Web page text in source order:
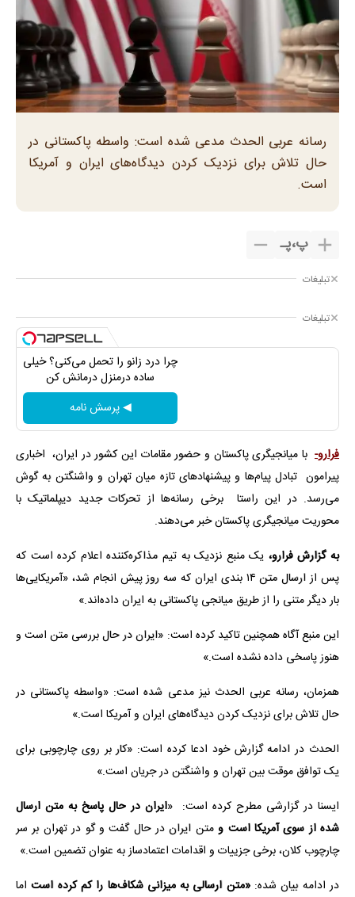
رسانه عربی الحدث مدعی شده است: واسطه پاکستانی در
حال تلاش برای نزدیک کردن دیدگاه‌های ایران و آمریکا
است.
پ،پـ
تبلیغات
تبلیغات
چرا درد زانو را تحمل می‌کنی؟ خیلی
ساده درمنزل درمانش کن
◀ پرسش نامه
فرارو- با میانجیگری پاکستان و حضور مقامات این کشور در ایران، اخباری
پیرامون تبادل پیام‌ها و پیشنهادهای تازه میان تهران و واشنگتن به گوش
می‌رسد. در این راستا برخی رسانه‌ها از تحرکات جدید دیپلماتیک با
محوریت میانجیگری پاکستان خبر می‌دهند.
به گزارش فرارو، یک منبع نزدیک به تیم مذاکره‌کننده اعلام کرده است که
پس از ارسال متن ۱۴ بندی ایران که سه روز پیش انجام شد، «آمریکایی‌ها
بار دیگر متنی را از طریق میانجی پاکستانی به ایران داده‌اند.»
این منبع آگاه همچنین تاکید کرده است: «ایران در حال بررسی متن است و
هنوز پاسخی داده نشده است.»
همزمان، رسانه عربی الحدث نیز مدعی شده است: «واسطه پاکستانی در
حال تلاش برای نزدیک کردن دیدگاه‌های ایران و آمریکا است.»
الحدث در ادامه گزارش خود ادعا کرده است: «کار بر روی چارچوبی برای
یک توافق موقت بین تهران و واشنگتن در جریان است.»
ایسنا در گزارشی مطرح کرده است: «ایران در حال پاسخ به متن ارسال
شده از سوی آمریکا است ومتن ایران در حال گفت و گو‌ در تهران بر سر
چارچوب کلان، برخی جزییات و اقدامات اعتمادساز به عنوان تضمین است.»
در ادامه بیان شده: «متن ارسالی به میزانی شکاف‌ها را کم کرده استاما